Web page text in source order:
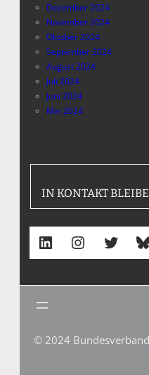
Dezember 2024
November 2024
Oktober 2024
September 2024
August 2024
Juli 2024
Juni 2024
Mai 2024
IN KONTAKT
LinkedIn Instagram Twitter Bluesky
© 2024